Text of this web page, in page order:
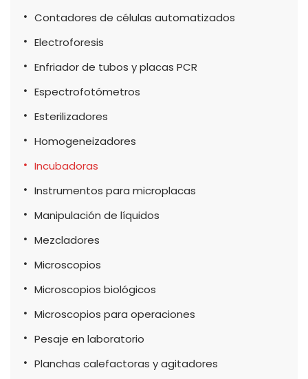
Contadores de células automatizados
Electroforesis
Enfriador de tubos y placas PCR
Espectrofotómetros
Esterilizadores
Homogeneizadores
Incubadoras
Instrumentos para microplacas
Manipulación de líquidos
Mezcladores
Microscopios
Microscopios biológicos
Microscopios para operaciones
Pesaje en laboratorio
Planchas calefactoras y agitadores